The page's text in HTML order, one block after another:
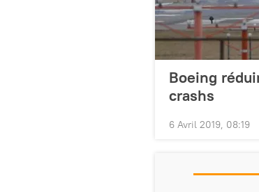
Boeing
crashs
6 Avril 2019, 08:19